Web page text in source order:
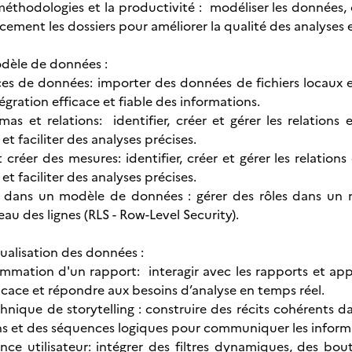
et la productivité : modéliser les
les dossiers pour améliorer la qualité des
de données :
de données: importer des données de fichiers
efficace et fiable des informations.
et relations: identifier, créer et gérer les
faciliter des analyses précises.
des mesures: identifier, créer et gérer les
faciliter des analyses précises.
dans un modèle de données : gérer des rôles dans
des lignes (RLS - Row-Level Security).
des données :
d'un rapport: interagir avec les rapports et
et répondre aux besoins d’analyse en temps réel.
de storytelling : construire des récits cohérents
et des séquences logiques pour communiquer les
utilisateur: intégrer des filtres dynamiques, des